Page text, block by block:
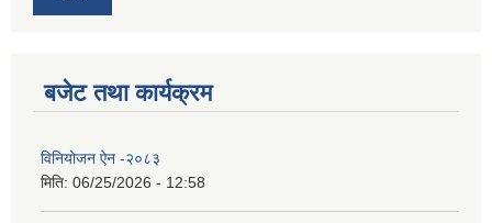
बजेट तथा कार्यक्रम
विनियोजन ऐन -२०८३
मिति: 06/25/2026 - 12:58